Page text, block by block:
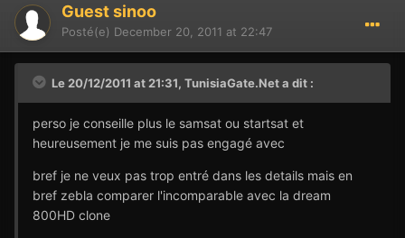
Guest sinoo
Posté(e) December 20, 2011 at 22:47
Le 20/12/2011 at 21:31, TunisiaGate.Net a dit :
perso je conseille plus le samsat ou startsat et
heureusement je me suis pas engagé avec
bref je ne veux pas trop entré dans les details mais en
bref zebla comparer l'incomparable avec la dream
800HD clone